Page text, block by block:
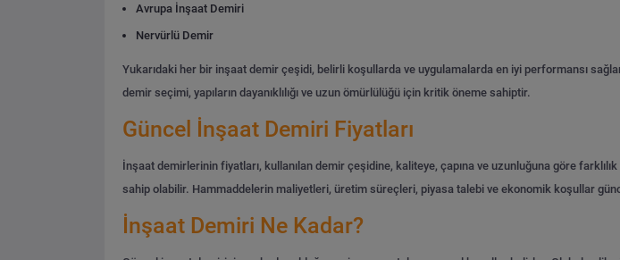
Avrupa İnşaat Demiri
Nervürlü Demir
Yukarıdaki her bir inşaat demir çeşidi, belirli koşullarda ve uygulamalarda en iyi performansı
demir seçimi, yapıların dayanıklılığı ve uzun ömürlülüğü için kritik öneme sahiptir.
Güncel İnşaat Demiri Fiyatları
İnşaat demirlerinin fiyatları, kullanılan demir çeşidine, kaliteye, çapına ve uzunluğuna göre
sahip olabilir. Hammaddelerin maliyetleri, üretim süreçleri, piyasa talebi ve ekonomik koşullar
İnşaat Demiri Ne Kadar?